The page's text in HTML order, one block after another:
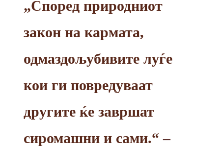
„Според природниот
закон на кармата,
одмаздољубивите луѓе
кои ги повредуваат
другите ќе завршат
сиромашни и сами.“ –